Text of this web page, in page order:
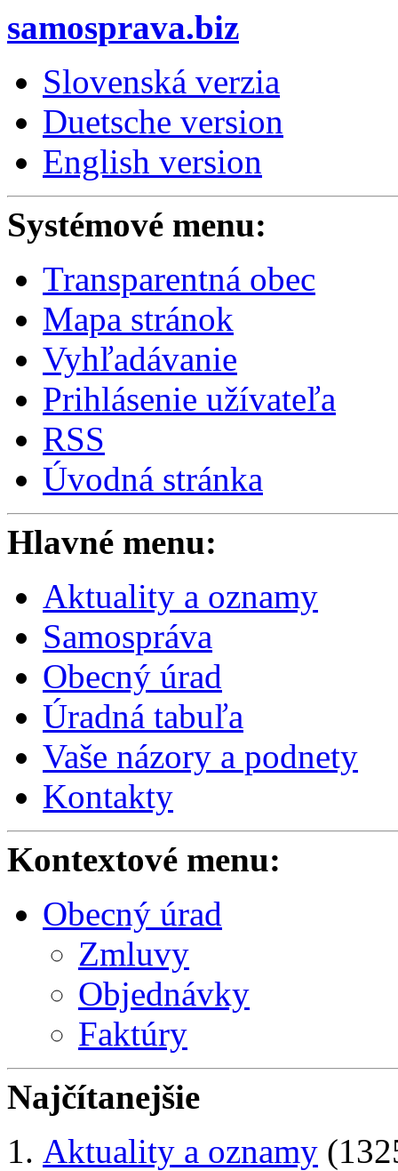
samosprava.biz
Slovenská verzia
Duetsche version
English version
Systémové menu:
Transparentná obec
Mapa stránok
Vyhľadávanie
Prihlásenie užívateľa
RSS
Úvodná stránka
Hlavné menu:
Aktuality a oznamy
Samospráva
Obecný úrad
Úradná tabuľa
Vaše názory a podnety
Kontakty
Kontextové menu:
Obecný úrad
Zmluvy
Objednávky
Faktúry
Najčítanejšie
Aktuality a oznamy